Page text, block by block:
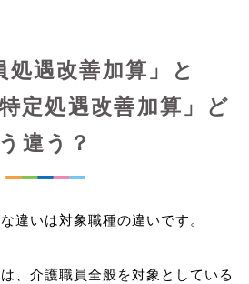
処遇改善加算」と
定処遇改善加算」ど
う違う？
違いは対象職種の違いです。
、介護職員全般を対象としている